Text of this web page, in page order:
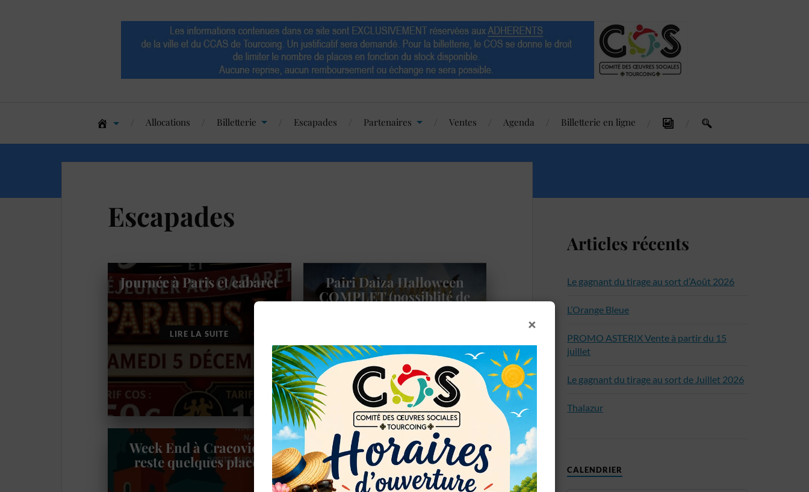
Allocations Billetterie Escapades Partenaires Ventes Agenda Billetterie en ligne
Escapades
Journée à Paris et cabaret
LIRE LA SUITE
Pairi Daiza Halloween
COMPLET (possiblité de
LIRE LA SUITE
Week End à Cracovie –
reste quelques places
Voyage en Chine
COMPLET
Articles récents
Le gagnant du tirage au sort d’Août 2026
L’Orange Bleue
PROMO ASTERIX Vente à partir du 15
juillet
Le gagnant du tirage au sort de Juillet 2026
Thalazur
CALENDRIER
×